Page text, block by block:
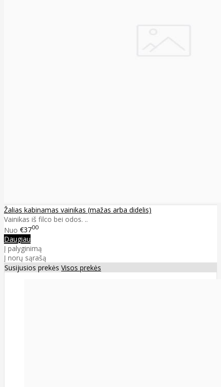
Žalias kabinamas vainikas (mažas arba didelis)
Vainikas iš filco bei odos. ..
Nuo €3700
Daugiau
Į palyginimą
Į norų sąrašą
Susijusios prekės Visos prekės